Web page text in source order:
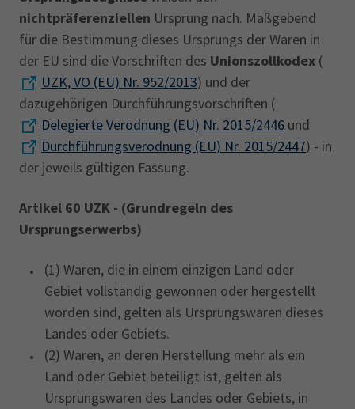
nichtpräferenziellen Ursprung nach. Maßgebend
für die Bestimmung dieses Ursprungs der Waren in
der EU sind die Vorschriften des Unionszollkodex (
UZK, VO (EU) Nr. 952/2013) und der
dazugehörigen Durchführungsvorschriften (
Delegierte Verodnung (EU) Nr. 2015/2446 und
Durchführungsverodnung (EU) Nr. 2015/2447) - in
der jeweils gültigen Fassung.
Artikel 60 UZK - (Grundregeln des
Ursprungserwerbs)
(1) Waren, die in einem einzigen Land oder
Gebiet vollständig gewonnen oder hergestellt
worden sind, gelten als Ursprungswaren dieses
Landes oder Gebiets.
(2) Waren, an deren Herstellung mehr als ein
Land oder Gebiet beteiligt ist, gelten als
Ursprungswaren des Landes oder Gebiets, in